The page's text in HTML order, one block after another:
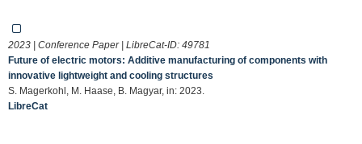
2023 | Conference Paper | LibreCat-ID: 49781
Future of electric motors: Additive manufacturing of components with
innovative lightweight and cooling structures
S. Magerkohl, M. Haase, B. Magyar, in: 2023.
LibreCat